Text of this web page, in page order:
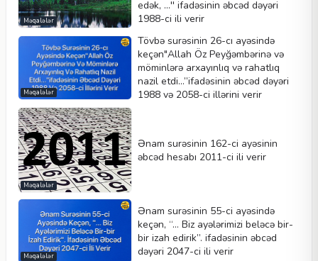
Məqalələr
edək, ...'' ifadəsinin əbcəd dəyəri
1988-ci ili verir
Məqalələr
Tövbə surəsinin 26-cı ayəsində
keçən"Allah Öz Peyğəmbərinə və
möminlərə arxayınlıq və rahatlıq
nazil etdi...”ifadəsinin əbcəd dəyəri
1988 və 2058-ci illərini verir
Məqalələr
Ənam surəsinin 162-ci ayəsinin
əbcəd hesabı 2011-ci ili verir
Məqalələr
Ənam surəsinin 55-ci ayəsində
keçən, “… Biz ayələrimizi beləcə bir-
bir izah edirik”. ifadəsinin əbcəd
dəyəri 2047-ci ili verir